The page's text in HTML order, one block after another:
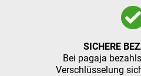
SICHERE
Bei pagaja
Verschlüsselung